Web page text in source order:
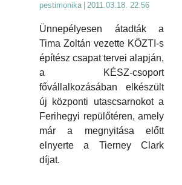
pestimonika 2011.03.18. 22:56
Ünnepélyesen átadták a
Tima Zoltán vezette KÖZTI-s
építész csapat tervei alapján,
a KÉSZ-csoport
fővállalkozásában elkészült
új központi utascsarnokot a
Ferihegyi repülőtéren, amely
már a megnyitása előtt
elnyerte a Tierney Clark
díjat.